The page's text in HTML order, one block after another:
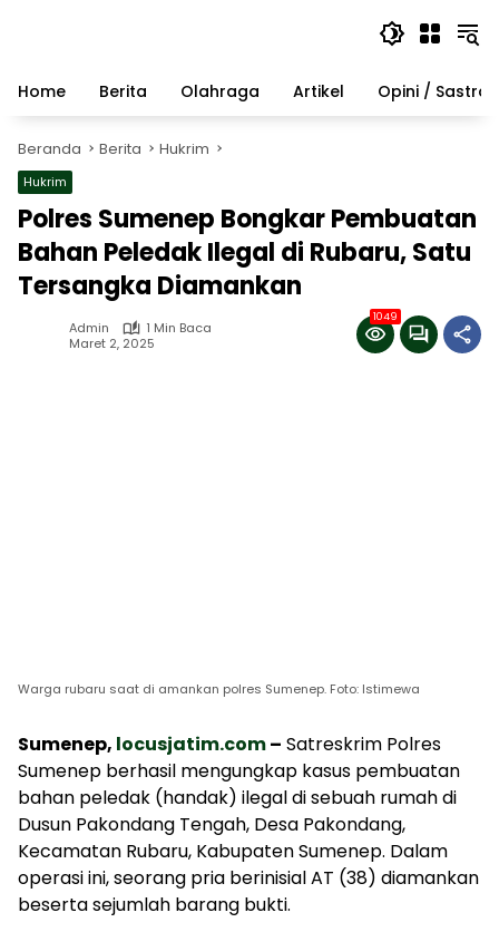
Home
Berita Olahraga Artikel Opini / Sastra
Beranda Berita Hukrim
Hukrim
Polres Sumenep Bongkar Pembuatan
Bahan Peledak Ilegal di Rubaru, Satu
Tersangka Diamankan
Admin
1 Min Baca
Maret 2, 2025
1049
Warga rubaru saat di amankan polres Sumenep. Foto: Istimewa
Sumenep, locusjatim.com– Satreskrim Polres
Sumenep berhasil mengungkap kasus pembuatan
bahan peledak (handak) ilegal di sebuah rumah di
Dusun Pakondang Tengah, Desa Pakondang,
Kecamatan Rubaru, Kabupaten Sumenep. Dalam
operasi ini, seorang pria berinisial AT (38) diamankan
beserta sejumlah barang bukti.